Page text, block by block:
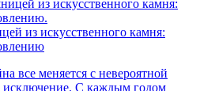
из искусственного камня:
все меняется с невероятной
исключение. С каждым годом